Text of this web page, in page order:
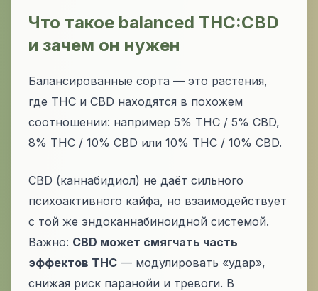
Что такое balanced THC:CBD
и зачем он нужен
Балансированные сорта — это растения,
где THC и CBD находятся в похожем
соотношении: например 5% THC / 5% CBD,
8% THC / 10% CBD или 10% THC / 10% CBD.
CBD (каннабидиол) не даёт сильного
психоактивного кайфа, но взаимодействует
с той же эндоканнабиноидной системой.
Важно: CBD может смягчать часть
эффектов THC — модулировать «удар»,
снижая риск паранойи и тревоги. В